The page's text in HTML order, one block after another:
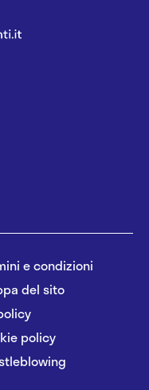
e condizioni
del sito
policy